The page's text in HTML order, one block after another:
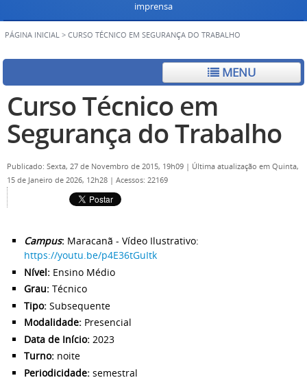
imprensa
PÁGINA INICIAL > CURSO TÉCNICO EM SEGURANÇA DO TRABALHO
MENU
Curso Técnico em
Segurança do Trabalho
Publicado: Sexta, 27 de Novembro de 2015, 19h09 | Última atualização em Quinta,
15 de Janeiro de 2026, 12h28 | Acessos: 22169
Campus: Maracanã - Vídeo Ilustrativo:
https://youtu.be/p4E36tGuItk
Nível: Ensino Médio
Grau: Técnico
Tipo: Subsequente
Modalidade: Presencial
Data de Início: 2023
Turno: noite
Periodicidade: semestral